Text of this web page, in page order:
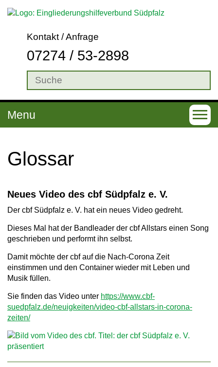
Kontakt / Anfrage
07274 / 53-2898
T
o
a
n
Menu
Glossar
Neues Video des cbf Südpfalz e. V.
Der cbf Südpfalz e. V. hat ein neues Video gedreht.
Dieses Mal hat der Bandleader der cbf Allstars einen Song
geschrieben und performt ihn selbst.
Damit möchte der cbf auf die Nach-Corona Zeit
einstimmen und den Container wieder mit Leben und
Musik füllen.
Sie finden das Video unter https://www.cbf-
suedpfalz.de/neuigkeiten/video-cbf-allstars-in-corona-
zeiten/